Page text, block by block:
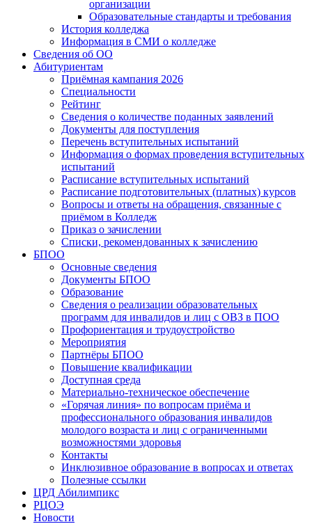
организации
Образовательные стандарты и требования
История колледжа
Информация в СМИ о колледже
Сведения об ОО
Абитуриентам
Приёмная кампания 2026
Специальности
Рейтинг
Сведения о количестве поданных заявлений
Документы для поступления
Перечень вступительных испытаний
Информация о формах проведения вступительных
испытаний
Расписание вступительных испытаний
Расписание подготовительных (платных) курсов
Вопросы и ответы на обращения, связанные с
приёмом в Колледж
Приказ о зачислении
Списки, рекомендованных к зачислению
БПОО
Основные сведения
Документы БПОО
Образование
Сведения о реализации образовательных
программ для инвалидов и лиц с ОВЗ в ПОО
Профориентация и трудоустройство
Мероприятия
Партнёры БПОО
Повышение квалификации
Доступная среда
Материально-техническое обеспечение
«Горячая линия» по вопросам приёма и
профессионального образования инвалидов
молодого возраста и лиц с ограниченными
возможностями здоровья
Контакты
Инклюзивное образование в вопросах и ответах
Полезные ссылки
ЦРД Абилимпикс
РЦОЭ
Новости